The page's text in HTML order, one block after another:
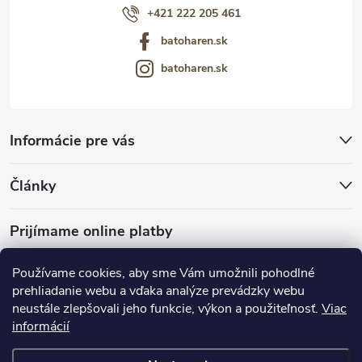
Používame cookies, aby sme Vám umožnili pohodlné
prehliadanie webu a vďaka analýze prevádzky webu
neustále zlepšovali jeho funkcie, výkon a použiteľnosť. Viac
informácií
Informácie pre vás
Články
Prijímame online platby
+421 222 205 461
batoharen.sk
batoharen.sk